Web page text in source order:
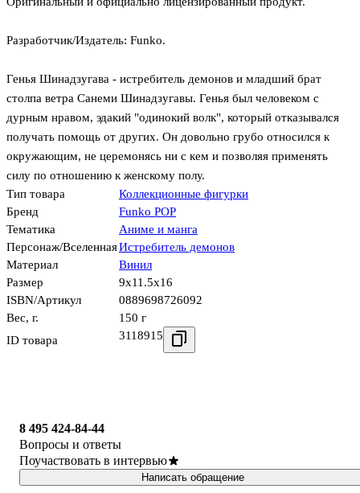
Разработчик/Издатель: Funko.
Генья Шинадзугава - истребитель демонов и младший брат
столпа ветра Санеми Шинадзугавы. Генья был человеком с
дурным нравом, эдакий "одинокий волк", который отказывался
получать помощь от других. Он довольно грубо относился к
окружающим, не церемонясь ни с кем и позволяя применять
силу по отношению к женскому полу.
Тип товара
Коллекционные фигурки
Бренд
Funko POP
Тематика
Аниме и манга
Персонаж/ВселеннаяИстребитель демонов
Материал
Винил
Размер
9x11.5x16
ISBN/Артикул
0889698726092
Вес, г.
150 г
ID товара
3118915
8 495 424-84-44
Вопросы и ответы
Поучаствовать в интервью
Написать обращение